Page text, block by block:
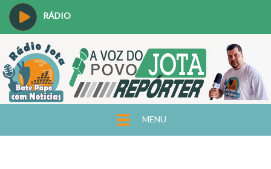
RÁDIO
MENU